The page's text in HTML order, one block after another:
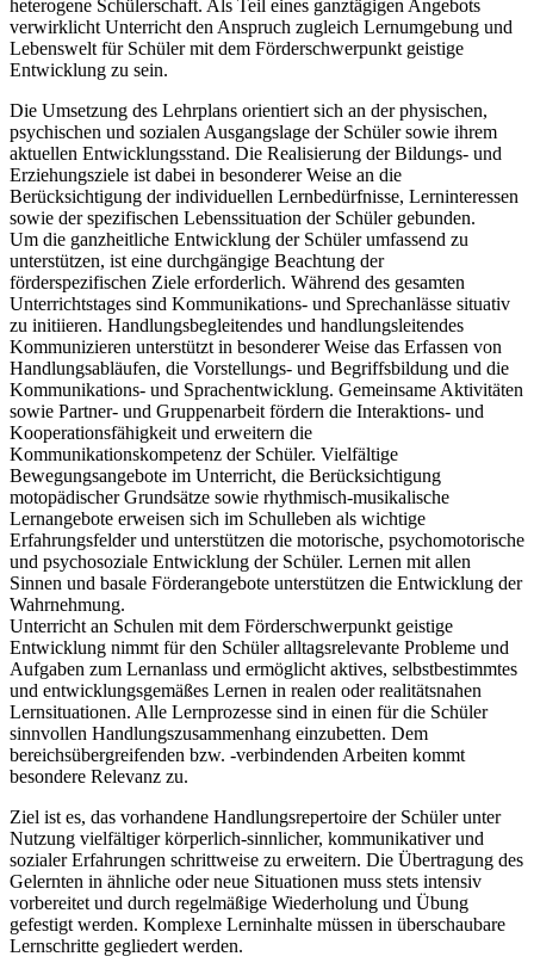
heterogene Schülerschaft. Als Teil eines ganztägigen Angebots
verwirklicht Unterricht den Anspruch zugleich Lernumgebung und
Lebenswelt für Schüler mit dem Förderschwerpunkt geistige
Entwicklung zu sein.
Die Umsetzung des Lehrplans orientiert sich an der physischen,
psychischen und sozialen Ausgangslage der Schüler sowie ihrem
aktuellen Entwicklungsstand. Die Realisierung der Bildungs- und
Erziehungsziele ist dabei in besonderer Weise an die
Berücksichtigung der individuellen Lernbedürfnisse, Lerninteressen
sowie der spezifischen Lebenssituation der Schüler gebunden.
Um die ganzheitliche Entwicklung der Schüler umfassend zu
unterstützen, ist eine durchgängige Beachtung der
förderspezifischen Ziele erforderlich. Während des gesamten
Unterrichtstages sind Kommunikations- und Sprechanlässe situativ
zu initiieren. Handlungsbegleitendes und handlungsleitendes
Kommunizieren unterstützt in besonderer Weise das Erfassen von
Handlungsabläufen, die Vorstellungs- und Begriffsbildung und die
Kommunikations- und Sprachentwicklung. Gemeinsame Aktivitäten
sowie Partner- und Gruppenarbeit fördern die Interaktions- und
Kooperationsfähigkeit und erweitern die
Kommunikationskompetenz der Schüler. Vielfältige
Bewegungsangebote im Unterricht, die Berücksichtigung
motopädischer Grundsätze sowie rhythmisch-musikalische
Lernangebote erweisen sich im Schulleben als wichtige
Erfahrungsfelder und unterstützen die motorische, psychomotorische
und psychosoziale Entwicklung der Schüler. Lernen mit allen
Sinnen und basale Förderangebote unterstützen die Entwicklung der
Wahrnehmung.
Unterricht an Schulen mit dem Förderschwerpunkt geistige
Entwicklung nimmt für den Schüler alltagsrelevante Probleme und
Aufgaben zum Lernanlass und ermöglicht aktives, selbstbestimmtes
und entwicklungsgemäßes Lernen in realen oder realitätsnahen
Lernsituationen. Alle Lernprozesse sind in einen für die Schüler
sinnvollen Handlungszusammenhang einzubetten. Dem
bereichsübergreifenden bzw. -verbindenden Arbeiten kommt
besondere Relevanz zu.
Ziel ist es, das vorhandene Handlungsrepertoire der Schüler unter
Nutzung vielfältiger körperlich-sinnlicher, kommunikativer und
sozialer Erfahrungen schrittweise zu erweitern. Die Übertragung des
Gelernten in ähnliche oder neue Situationen muss stets intensiv
vorbereitet und durch regelmäßige Wiederholung und Übung
gefestigt werden. Komplexe Lerninhalte müssen in überschaubare
Lernschritte gegliedert werden.